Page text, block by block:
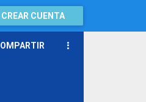
CREAR CUENTA